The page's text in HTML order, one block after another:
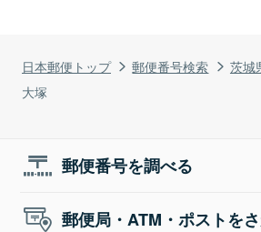
日本郵便トップ 郵便番号検索 茨城
大塚
郵便番号を調べる
郵便局・ATM・ポストを